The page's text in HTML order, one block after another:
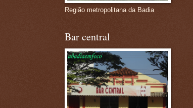
Região metropolitana da Badia
Bar central